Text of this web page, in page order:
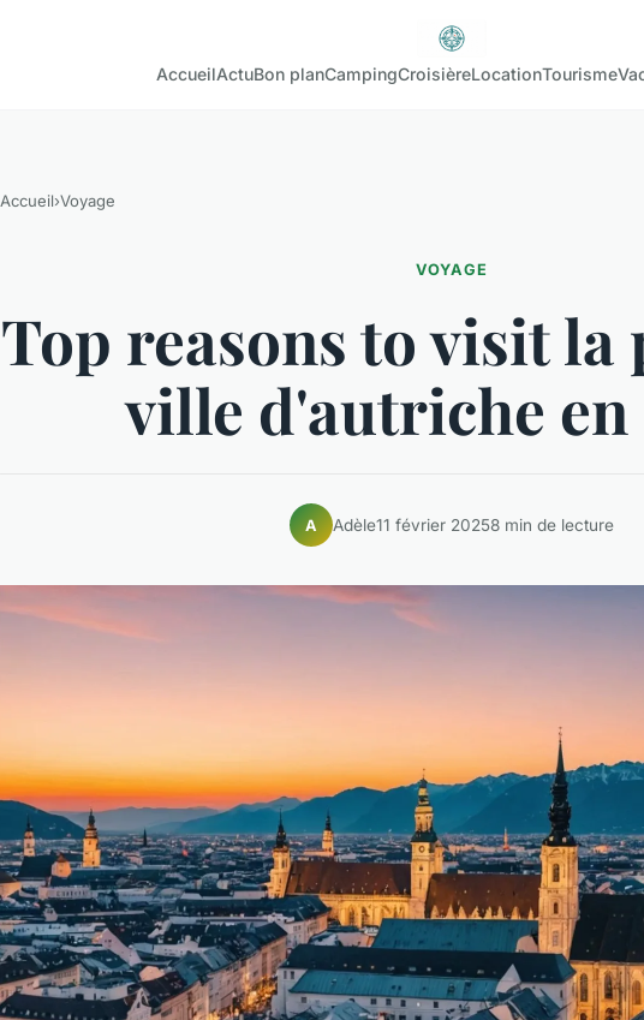
AccueilActuBon planCampingCroisièreLocationTourisme
Accueil›Voyage
VOYAGE
Top reasons to visit la
ville d'autriche en
A Adèle11 février 20258 min de lecture